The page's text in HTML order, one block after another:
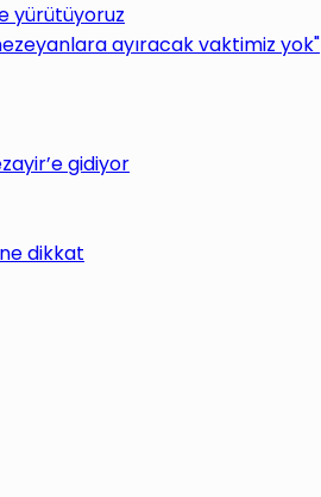
yürütüyoruz
ayıracak vaktimiz yok"
gidiyor
dikkat